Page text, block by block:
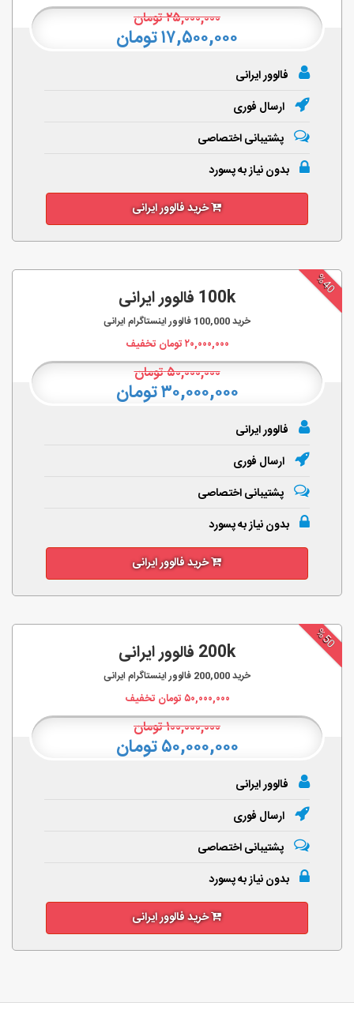
۲۵,۰۰۰,۰۰۰تومان
۱۷,۵۰۰,۰۰۰ تومان
فالوور ایرانی
ارسال فوری
پشتیبانی اختصاصی
بدون نیاز به پسورد
خرید فالوور ایرانی
%40
100k فالوور ایرانی
خرید100,000 فالوور اینستاگرام ایرانی
۲۰,۰۰۰,۰۰۰تومان تخفیف
۵۰,۰۰۰,۰۰۰تومان
۳۰,۰۰۰,۰۰۰ تومان
فالوور ایرانی
ارسال فوری
پشتیبانی اختصاصی
بدون نیاز به پسورد
خرید فالوور ایرانی
%50
200k فالوور ایرانی
خرید200,000 فالوور اینستاگرام ایرانی
۵۰,۰۰۰,۰۰۰تومان تخفیف
۱۰۰,۰۰۰,۰۰۰تومان
۵۰,۰۰۰,۰۰۰ تومان
فالوور ایرانی
ارسال فوری
پشتیبانی اختصاصی
بدون نیاز به پسورد
خرید فالوور ایرانی